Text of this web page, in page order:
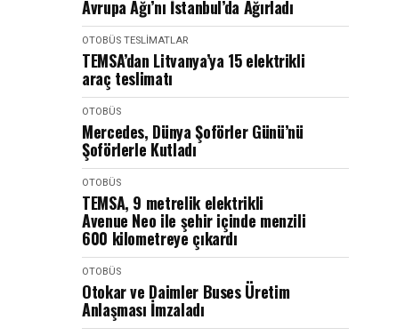
Avrupa Ağı’nı İstanbul’da Ağırladı
OTOBÜS TESLIMATLAR
TEMSA’dan Litvanya’ya 15 elektrikli
araç teslimatı
OTOBÜS
Mercedes, Dünya Şoförler Günü’nü
Şoförlerle Kutladı
OTOBÜS
TEMSA, 9 metrelik elektrikli
Avenue Neo ile şehir içinde menzili
600 kilometreye çıkardı
OTOBÜS
Otokar ve Daimler Buses Üretim
Anlaşması İmzaladı